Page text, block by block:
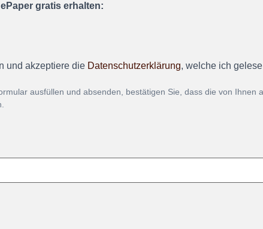
gratis erhalten:
und akzeptiere die Datenschutzerklärung, welche ich
ausfüllen und absenden, bestätigen Sie, dass die von Ihnen